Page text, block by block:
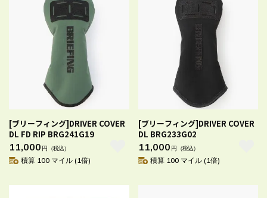
[ブリーフィング]DRIVER COVER
DL FD RIP BRG241G19
11,000 円 （税込）
積算 100 マイル (1倍)
[ブリーフィング]DRIVER COVER
DL BRG233G02
11,000 円 （税込）
積算 100 マイル (1倍)